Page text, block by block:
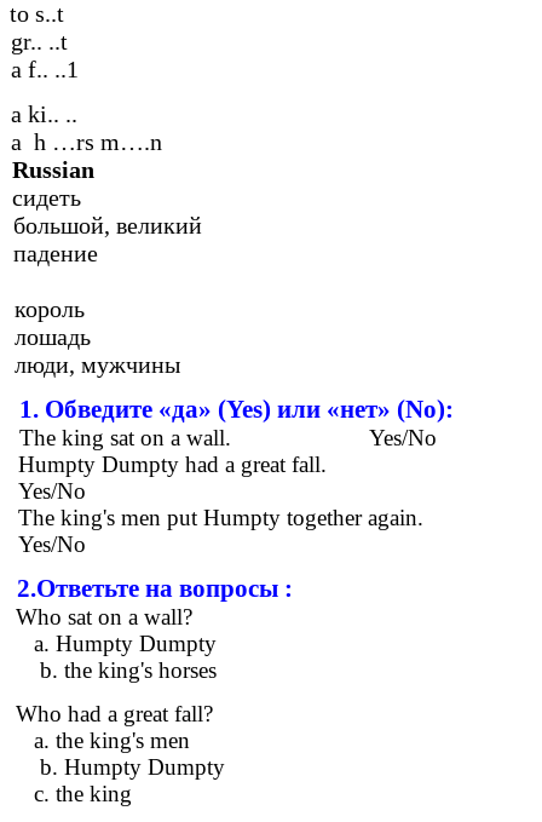
to s..t
gr.. ..t
a f.. ..1
a ki.. ..
a h …rs m….n
Russian
сидеть
большой, великий
падение
король
лошадь
люди, мужчины
1. Обведите «да» (Yes) или «нет» (No):
The king sat on a wall. Yes/No
Humpty Dumpty had a great fall.
Yes/No
The king's men put Humpty together again.
Yes/No
2.Ответьте на вопросы :
Who sat on a wall?
a. Humpty Dumpty
b. the king's horses
Who had a great fall?
a. the king's men
b. Humpty Dumpty
с. the king